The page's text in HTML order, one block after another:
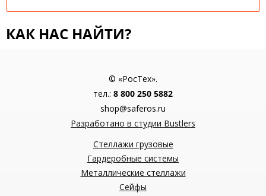
КАК НАС НАЙТИ?
© «РосТех».
тел.: 8 800 250 5882
shop@saferos.ru
Разработано в студии Bustlers
Стеллажи грузовые
Гардеробные системы
Металлические стеллажи
Сейфы